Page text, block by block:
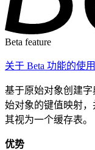
Beta feature
关于 Beta 功能的使
基于原始对象创建
始对象的键值映射
其视为一个缓存表。
优势